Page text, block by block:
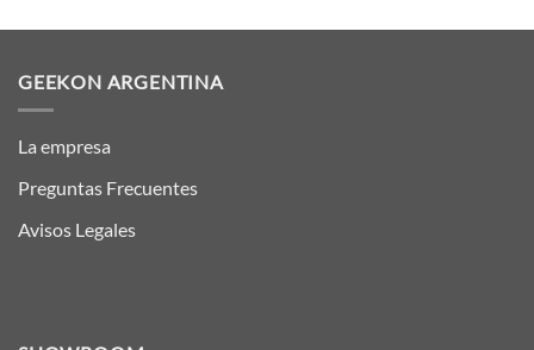
GEEKON ARGENTINA
La empresa
Preguntas Frecuentes
Avisos Legales